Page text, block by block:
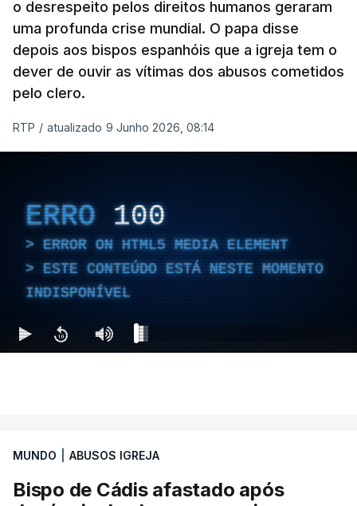
também, perante a judiciária, uma relação de cariz
sexual com um rapaz de 15 anos que não quis
apresentar queixa.
o desrespeito pelos direitos humanos geraram
uma profunda crise mundial. O papa disse
depois aos bispos espanhóis que a igreja tem o
dever de ouvir as vítimas dos abusos cometidos
pelo clero.
RTP / atualizado 9 Junho 2026, 08:14
ERRO 100
ERROR ON HTML5 MEDIA ELEMENT
ESTE CONTEÚDO ESTÁ NESTE MOMENTO
INDISPONÍVEL
MUNDO ABUSOS IGREJA
Bispo de Cádis afastado após